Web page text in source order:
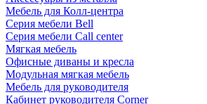
Мебель для Колл-центра
Серия мебели Bell
Серия мебели Call center
Мягкая мебель
Офисные диваны и кресла
Модульная мягкая мебель
Мебель для руководителя
Кабинет руководителя Corner